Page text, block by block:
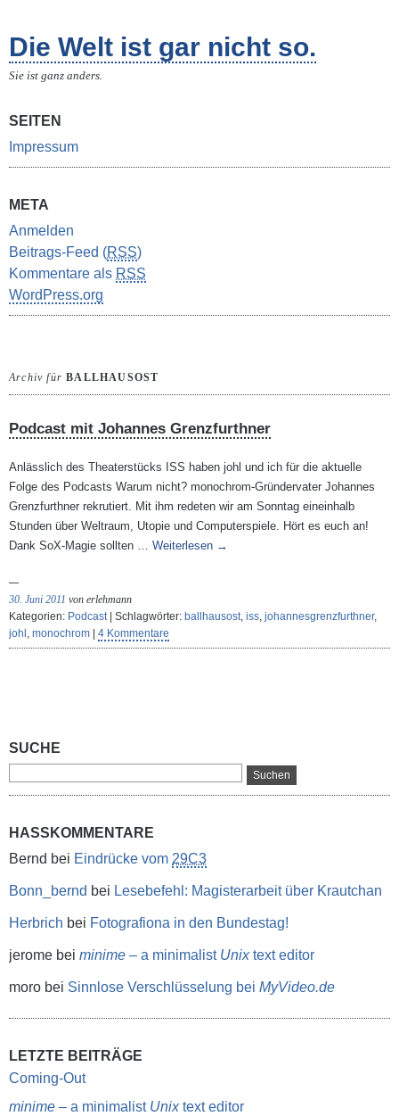
Die Welt ist gar nicht so.
Sie ist ganz anders.
SEITEN
Impressum
META
Anmelden
Beitrags-Feed (RSS)
Kommentare als RSS
WordPress.org
Archiv fürBALLHAUSOST
Podcast mit Johannes Grenzfurthner
Anlässlich des Theaterstücks ISS haben johl und ich für die aktuelle
Folge des Podcasts Warum nicht? monochrom-Gründervater Johannes
Grenzfurthner rekrutiert. Mit ihm redeten wir am Sonntag eineinhalb
Stunden über Weltraum, Utopie und Computerspiele. Hört es euch an!
Dank SoX-Magie sollten … Weiterlesen →
30. Juni 2011 von erlehmann
Kategorien: Podcast| Schlagwörter: ballhausost, iss, johannesgrenzfurthner,
johl , monochrom 4 Kommentare
SUCHE
HASSKOMMENTARE
Bernd bei Eindrücke vom 29C3
Bonn_bernd bei Lesebefehl: Magisterarbeit über Krautchan
Herbrich bei Fotografiona in den Bundestag!
jerome bei minime – a minimalist Unixtext editor
moro bei Sinnlose Verschlüsselung bei MyVideo.de
LETZTE BEITRÄGE
Coming-Out
minime – a minimalist Unixtext editor